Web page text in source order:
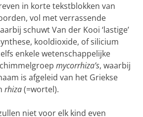
in korte tekstblokken van
vol met verrassende
schuwt Van der Kooi ‘lastige’
kooldioxide, of silicium
enkele wetenschappelijke
mycorrhiza’s, waarbij
is afgeleid van het Griekse
rhiza(=wortel).
niet voor elk kind even